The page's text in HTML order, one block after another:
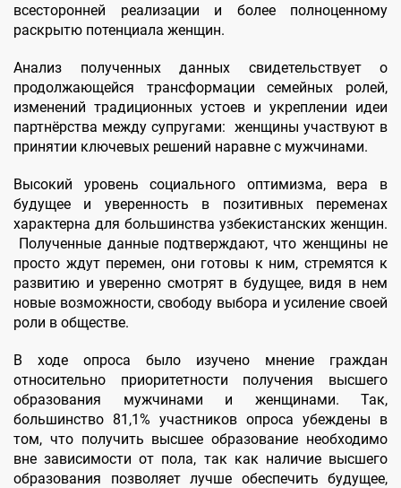
всесторонней реализации и более полноценному
раскрытю потенциала женщин.
Анализ полученных данных свидетельствует о
продолжающейся трансформации семейных ролей,
изменений традиционных устоев и укреплении идеи
партнёрства между супругами: женщины участвуют в
принятии ключевых решений наравне с мужчинами.
Высокий уровень социального оптимизма, вера в
будущее и уверенность в позитивных переменах
характерна для большинства узбекистанских женщин.
Полученные данные подтверждают, что женщины не
просто ждут перемен, они готовы к ним, стремятся к
развитию и уверенно смотрят в будущее, видя в нем
новые возможности, свободу выбора и усиление своей
роли в обществе.
В ходе опроса было изучено мнение граждан
относительно приоритетности получения высшего
образования мужчинами и женщинами. Так,
большинство 81,1% участников опроса убеждены в
том, что получить высшее образование необходимо
вне зависимости от пола, так как наличие высшего
образования позволяет лучше обеспечить будущее,